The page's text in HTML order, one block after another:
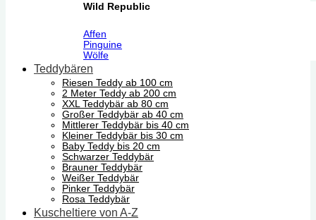
Wild Republic
Affen
Pinguine
Wölfe
Teddybären
Riesen Teddy ab 100 cm
2 Meter Teddy ab 200 cm
XXL Teddybär ab 80 cm
Großer Teddybär ab 40 cm
Mittlerer Teddybär bis 40 cm
Kleiner Teddybär bis 30 cm
Baby Teddy bis 20 cm
Schwarzer Teddybär
Brauner Teddybär
Weißer Teddybär
Pinker Teddybär
Rosa Teddybär
Kuscheltiere von A-Z